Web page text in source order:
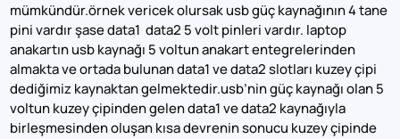
mümkündür.örnek vericek olursak usb güç kaynağının 4 tane
pini vardır şase data1 data2 5 volt pinleri vardır. laptop
anakartın usb kaynağı 5 voltun anakart entegrelerinden
almakta ve ortada bulunan data1 ve data2 slotları kuzey çipi
dediğimiz kaynaktan gelmektedir.usb’nin güç kaynağı olan 5
voltun kuzey çipinden gelen data1 ve data2 kaynağıyla
birleşmesinden oluşan kısa devrenin sonucu kuzey çipinde